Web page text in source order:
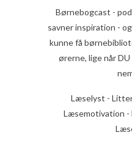
Børnebogcast -
savner inspiration -
kunne få
ørerne, lige når
Læselyst -
Læsemotivation